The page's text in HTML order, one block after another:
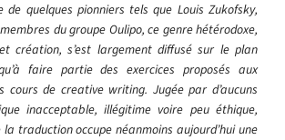
quelques pionniers tels que Louis Zukofsky,
du groupe Oulipo, ce genre hétérodoxe,
création, s’est largement diffusé sur le plan
faire partie des exercices proposés aux
cours de creative writing. Jugée par d’aucuns
inacceptable, illégitime voire peu éthique,
traduction occupe néanmoins aujourd’hui une